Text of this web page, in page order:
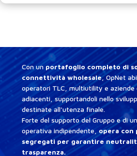
Con un portafoglio completo di
connettività wholesale, OpNet
operatori TLC, multiutility e
adiacenti, supportandoli nello
destinate all’utenza finale.
Forte del supporto del Gruppo e di
operativa indipendente,opera con
segregati per garantire
trasparenza.